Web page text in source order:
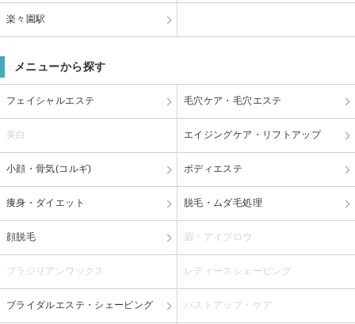
楽々園駅
メニューから探す
フェイシャルエステ 毛穴ケア・毛穴エステ
美白 エイジングケア・リフトアップ
小顔・骨気(コルギ) ボディエステ
痩身・ダイエット 脱毛・ムダ毛処理
顔脱毛 眉・アイブロウ
ブラジリアンワックス レディースシェービング
ブライダルエステ・シェービング バストアップ・ケア